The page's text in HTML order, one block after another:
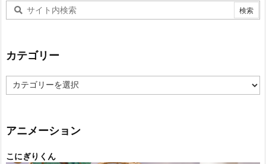
カテゴリー
テ
ー
アニメーション
こにぎりくん